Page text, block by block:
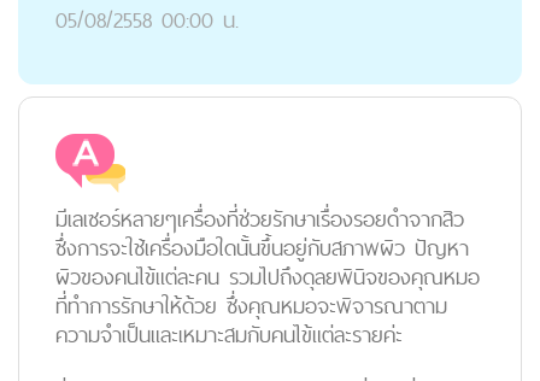
05/08/2558 00:00 น.
มีเลเซอร์หลายๆเครื่องที่ช่วยรักษาเรื่องรอยดำจากสิว
ซึ่งการจะใช้เครื่องมือใดนั้นขึ้นอยู่กับสภาพผิว ปัญหา
ผิวของคนไข้แต่ละคน รวมไปถึงดุลยพินิจของคุณหมอ
ที่ทำการรักษาให้ด้วย ซึ่งคุณหมอจะพิจารณาตาม
ความจำเป็นและเหมาะสมกับคนไข้แต่ละรายค่ะ